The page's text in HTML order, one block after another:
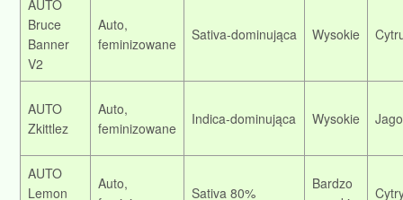
AUTO
Bruce
Banner
V2
Auto,
feminizowane
Sativa‑dominująca Wysokie
AUTO
Zkittlez
Auto,
feminizowane
Indica‑dominująca Wysokie
AUTO
Lemon
Auto,
Sativa 80%
Bardzo